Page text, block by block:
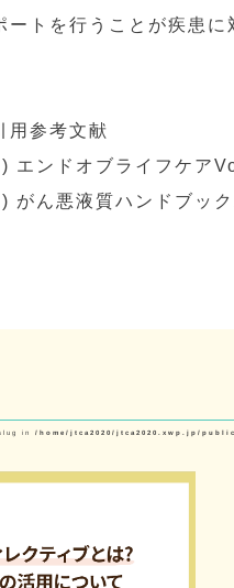
ートを行うことが疾患に
用参考文献
エンドオブライフケア
がん悪液質ハンドブッ
in /home/jtca2020/jtca2020.xwp.jp/